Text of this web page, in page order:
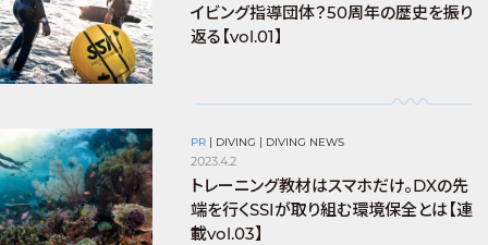
イビング指導団体？50周年の歴史を振り
返る【vol.01】
PR | DIVING | DIVING NEWS
2023.4.2
トレーニング教材はスマホだけ。DXの先
端を行くSSIが取り組む環境保全とは【連
載vol.03】